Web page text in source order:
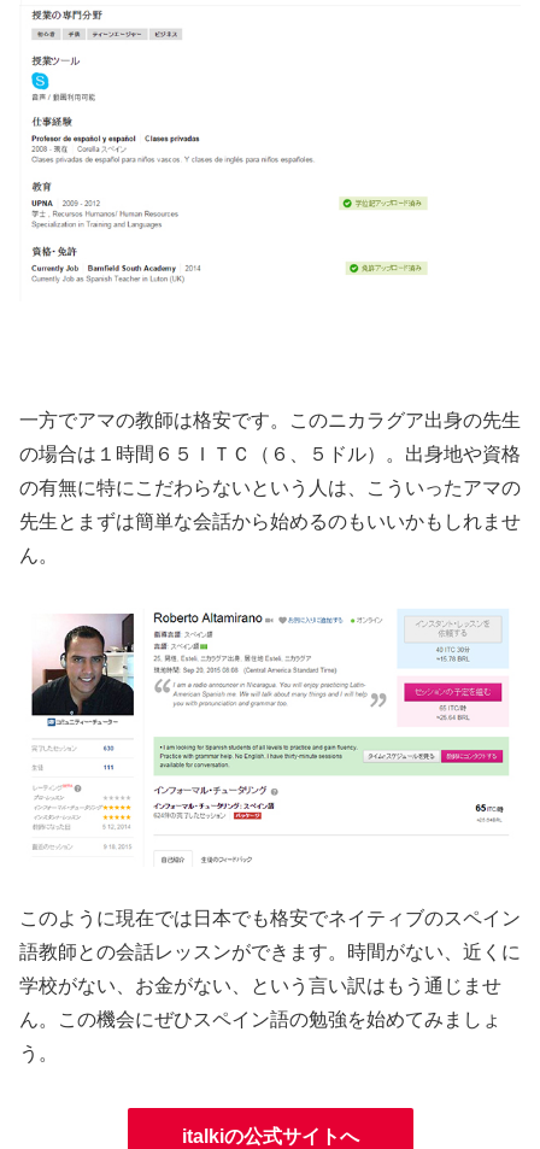
一方でアマの教師は格安です。このニカラグア出身の先生
の場合は１時間６５ＩＴＣ（６、５ドル）。出身地や資格
の有無に特にこだわらないという人は、こういったアマの
先生とまずは簡単な会話から始めるのもいいかもしれませ
ん。
このように現在では日本でも格安でネイティブのスペイン
語教師との会話レッスンができます。時間がない、近くに
学校がない、お金がない、という言い訳はもう通じませ
ん。この機会にぜひスペイン語の勉強を始めてみましょ
う。
italkiの公式サイトへ